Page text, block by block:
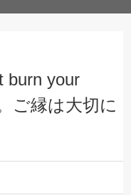
burn your
ご縁は大切に